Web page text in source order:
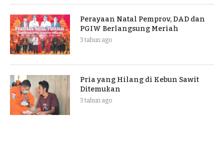
Perayaan Natal Pemprov, DAD dan
PGIW Berlangsung Meriah
3 tahun ago
Pria yang Hilang di Kebun Sawit
Ditemukan
3 tahun ago